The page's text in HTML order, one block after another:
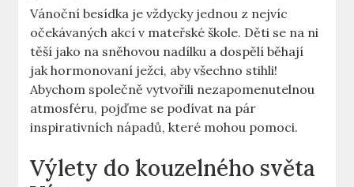
Vánoční besídka je vždycky jednou z nejvíc
očekávaných akcí v mateřské škole. Děti se na ni
těší jako na sněhovou nadílku a dospělí běhají
jak hormonovaní ježci, aby všechno stihli!
Abychom společně vytvořili nezapomenutelnou
atmosféru, pojďme se podívat na pár
inspirativních nápadů, které mohou pomoci.
Výlety do kouzelného světa